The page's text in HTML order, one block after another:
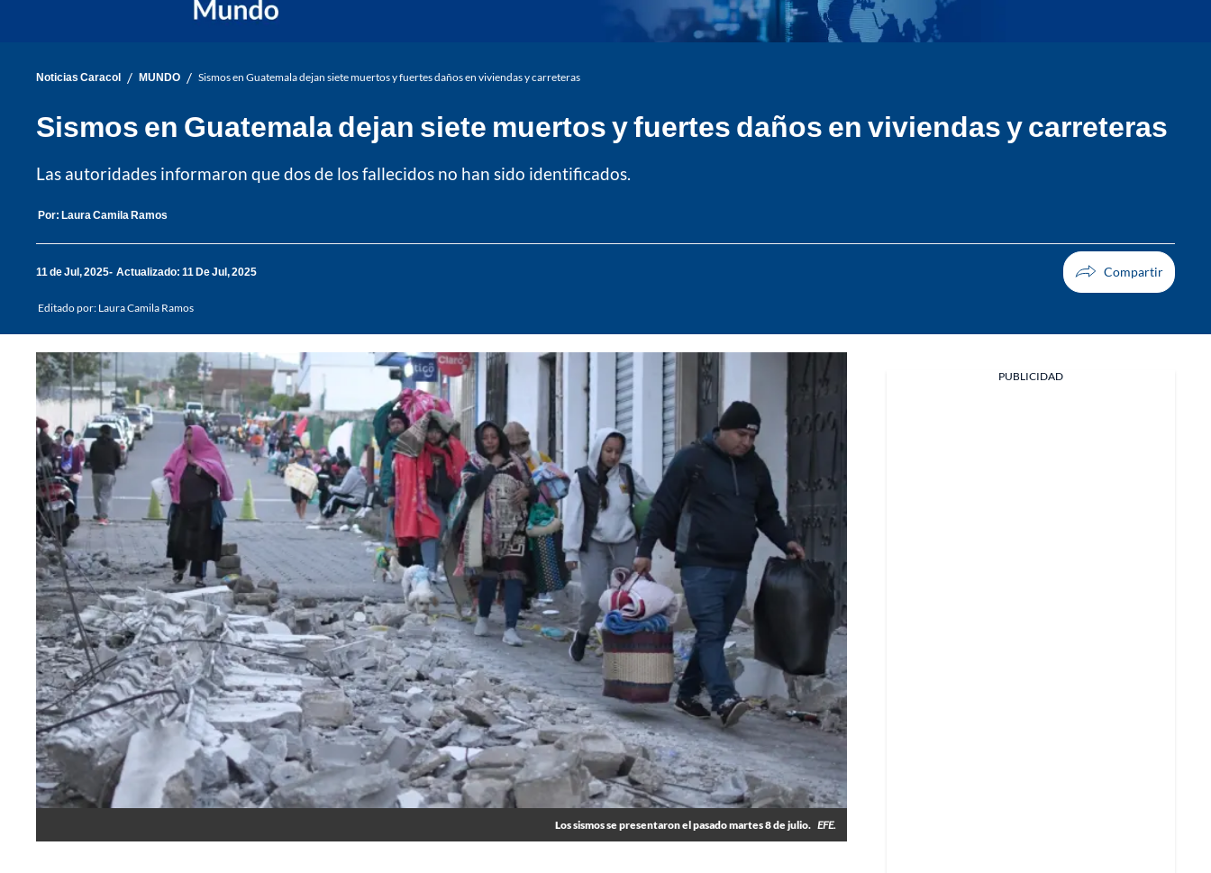
Noticias Caracol / MUNDO / Sismos en Guatemala dejan siete muertos y fuertes daños en viviendas y carreteras
Sismos en Guatemala dejan siete muertos y fuertes daños en viviendas y carreteras
Las autoridades informaron que dos de los fallecidos no han sido identificados.
Por: Laura Camila Ramos
11 de Jul, 2025 Actualizado: 11 De Jul, 2025
Editado por: Laura Camila Ramos
Los sismos se presentaron el pasado martes 8 de julio. EFE.
PUBLICIDAD